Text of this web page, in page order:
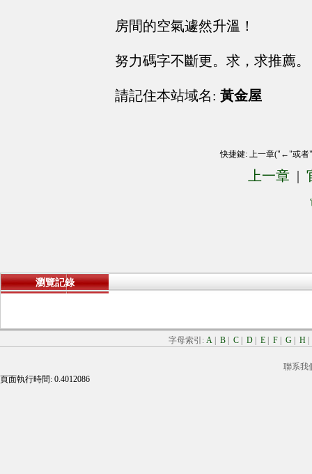
房間的空氣遽然升溫！
努力碼字不斷更。求，求推薦。
請記住本站域名: 黃金屋
快捷鍵: 上一章("←"或
上一章 |
瀏覽記錄
字母索引: A B C D E F G H
聯系我
頁面執行時間: 0.4012086